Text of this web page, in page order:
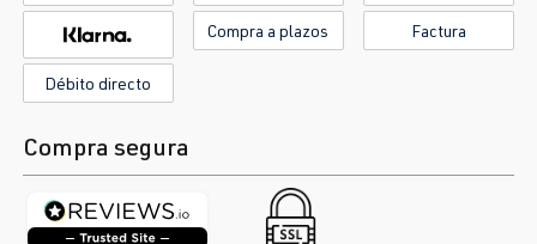
Compra a plazos Factura
Débito directo
Compra segura